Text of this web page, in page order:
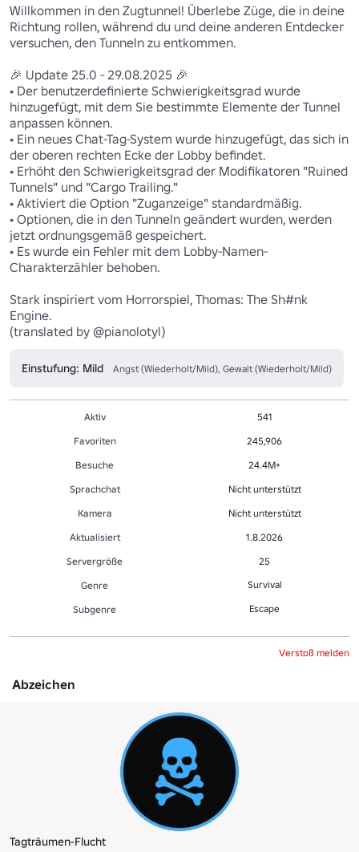
Willkommen in den Zugtunnel! Überlebe Züge, die in deine
Richtung rollen, während du und deine anderen Entdecker
versuchen, den Tunneln zu entkommen.
🎉 Update 25.0 - 29.08.2025 🎉
• Der benutzerdefinierte Schwierigkeitsgrad wurde
hinzugefügt, mit dem Sie bestimmte Elemente der Tunnel
anpassen können.
• Ein neues Chat-Tag-System wurde hinzugefügt, das sich in
der oberen rechten Ecke der Lobby befindet.
• Erhöht den Schwierigkeitsgrad der Modifikatoren "Ruined
Tunnels" und "Cargo Trailing."
• Aktiviert die Option "Zuganzeige" standardmäßig.
• Optionen, die in den Tunneln geändert wurden, werden
jetzt ordnungsgemäß gespeichert.
• Es wurde ein Fehler mit dem Lobby-Namen-
Charakterzähler behoben.
Stark inspiriert vom Horrorspiel, Thomas: The Sh#nk
Engine.
(translated by @pianolotyl)
Einstufung: Mild Angst (Wiederholt/Mild), Gewalt (Wiederholt/Mild)
Aktiv
541
Favoriten
245,906
Besuche
24.4M+
Sprachchat
Nicht unterstützt
Kamera
Nicht unterstützt
Aktualisiert
1.8.2026
Servergröße
25
Genre
Survival
Sub­gen­re Escape
Verstoß melden
Abzeichen
Tagträumen-Flucht